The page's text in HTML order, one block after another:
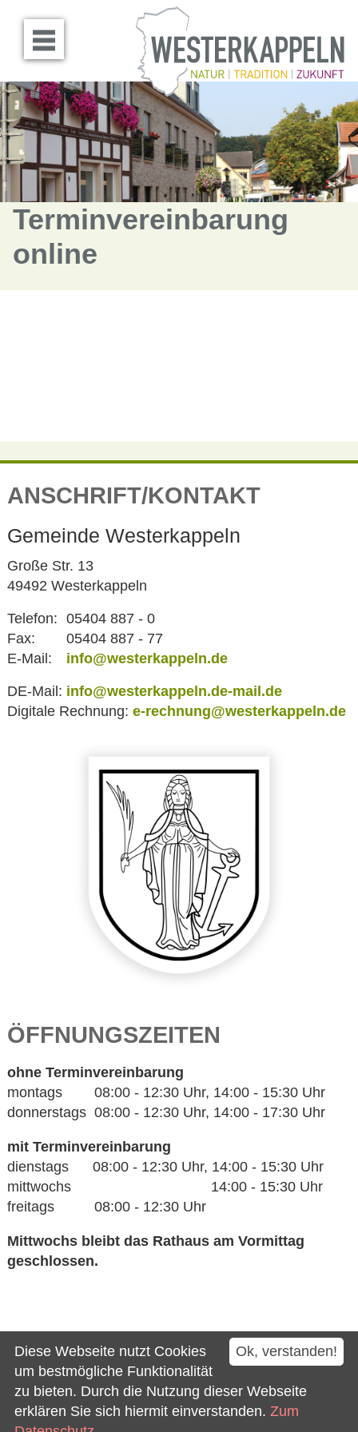
Menü öffnen
Terminvereinbarung
online
ANSCHRIFT/KONTAKT
Gemeinde Westerkappeln
Große Str. 13
49492 Westerkappeln
Telefon: 05404 887 - 0
Fax:
05404 887 - 77
E-Mail:
info@westerkappeln.de
DE-Mail: info@westerkappeln.de-mail.de
Digitale Rechnung: e-rechnung@westerkappeln.de
ÖFFNUNGSZEITEN
ohne Terminvereinbarung
montags 08:00 - 12:30 Uhr, 14:00 - 15:30 Uhr
donnerstags 08:00 - 12:30 Uhr, 14:00 - 17:30 Uhr
mit Terminvereinbarung
dienstags 08:00 - 12:30 Uhr, 14:00 - 15:30 Uhr
mittwochs 14:00 - 15:30 Uhr
freitags 08:00 - 12:30 Uhr
Mittwochs bleibt das Rathaus am Vormittag
geschlossen.
Kontakt
Impressum
Datenschutz
Ok, verstanden!
Diese Webseite nutzt Cookies
um bestmögliche Funktionalität
zu bieten. Durch die Nutzung dieser Webseite
erklären Sie sich hiermit einverstanden. Zum